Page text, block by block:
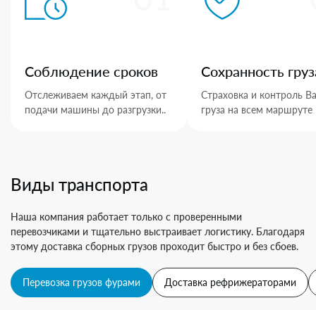
Соблюдение сроков
Отслеживаем каждый этап, от
подачи машины до разгрузки..
Сохранность
Страховка и контроль
груза на всем маршруте
Виды транспорта
Наша компания работает только с проверенными
перевозчиками и тщательно выстраивает логистику. Благодаря
этому доставка сборных грузов проходит быстро и без сбоев.
Перевозка грузов фурами Доставка рефрижераторами